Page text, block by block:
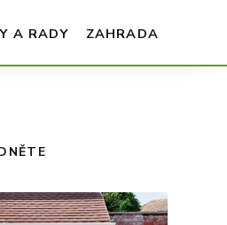
A RADY ZAHRADA